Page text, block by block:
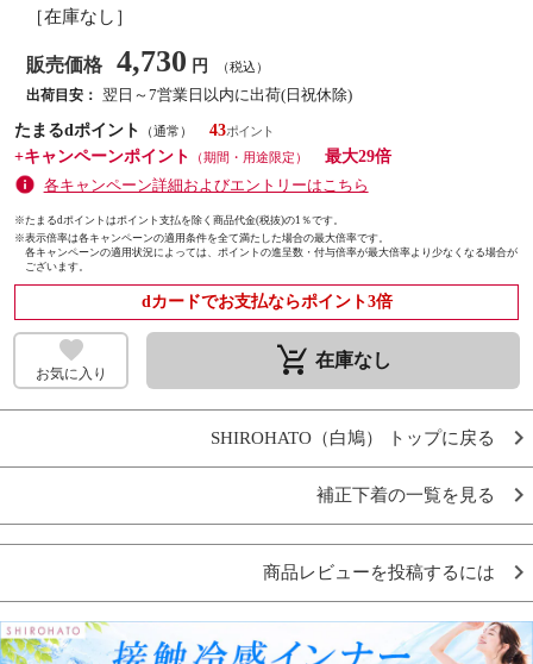
［在庫なし］
販売価格 4,730 円 （税込）
出荷目安： 翌日～7営業日以内に出荷(日祝休除)
たまるdポイント
（通常）
43
+キャンペーンポイント
（期間・用途限定）
最大29倍
各キャンペーン詳細およびエントリーはこちら
※たまるdポイントはポイント支払を除く商品代金(税抜)の1％です。
※表示倍率は各キャンペーンの適用条件を全て満たした場合の最大倍率です。
各キャンペーンの適用状況によっては、ポイントの進呈数・付与倍率が最大倍率より少なくなる場合が
ございます。
dカードでお支払ならポイント3倍
お気に入り remove_shopping_cart 在庫なし
SHIROHATO（白鳩） トップに戻る
補正下着の一覧を見る
商品レビューを投稿するには